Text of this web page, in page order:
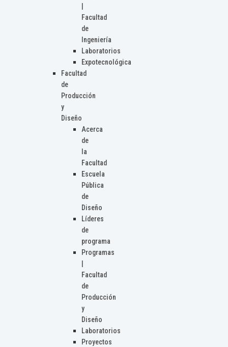
Facultad
de
Ingeniería
Laboratorios
Expotecnológica
Facultad
de
Producción
y
Diseño
Acerca
de
la
Facultad
Escuela
Pública
de
Diseño
Líderes
de
programa
Programas
Facultad
de
Producción
y
Diseño
Laboratorios
Proyectos